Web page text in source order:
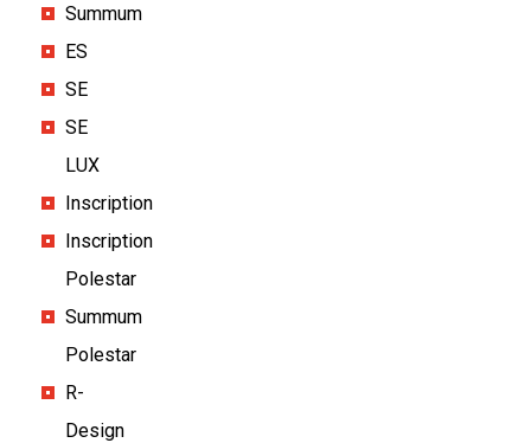
Summum
ES
SE
SE
LUX
Inscription
Inscription
Polestar
Summum
Polestar
R-
Design